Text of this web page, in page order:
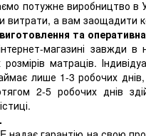
потужне виробництво в
витрати, а вам заощадити
та
магазині завжди в
матраців.
лише 1-3 робочих
2-5 робочих днів